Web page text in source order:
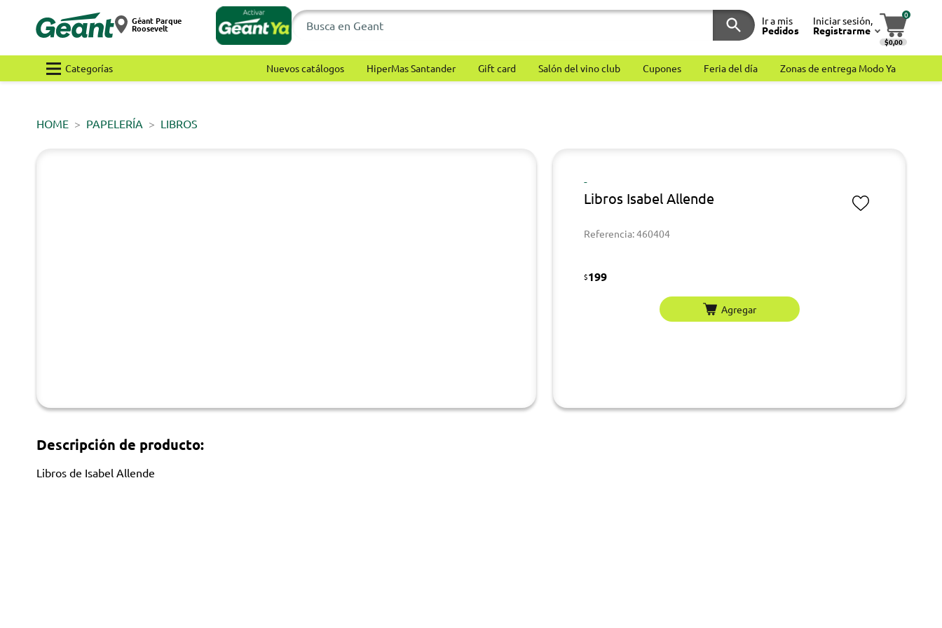
Géant Parque
Roosevelt
Ir a mis
Pedidos
Iniciar sesión,
Registrarme
0
$0,00
Categorías Nuevos catálogos HiperMas Santander Gift card Salón del vino club Cupones Feria del día Zonas de entrega Modo Ya
HOME PAPELERÍA LIBROS
-
Libros Isabel Allende
Referencia: 460404
$199
Agregar
Descripción de producto:
Libros de Isabel Allende